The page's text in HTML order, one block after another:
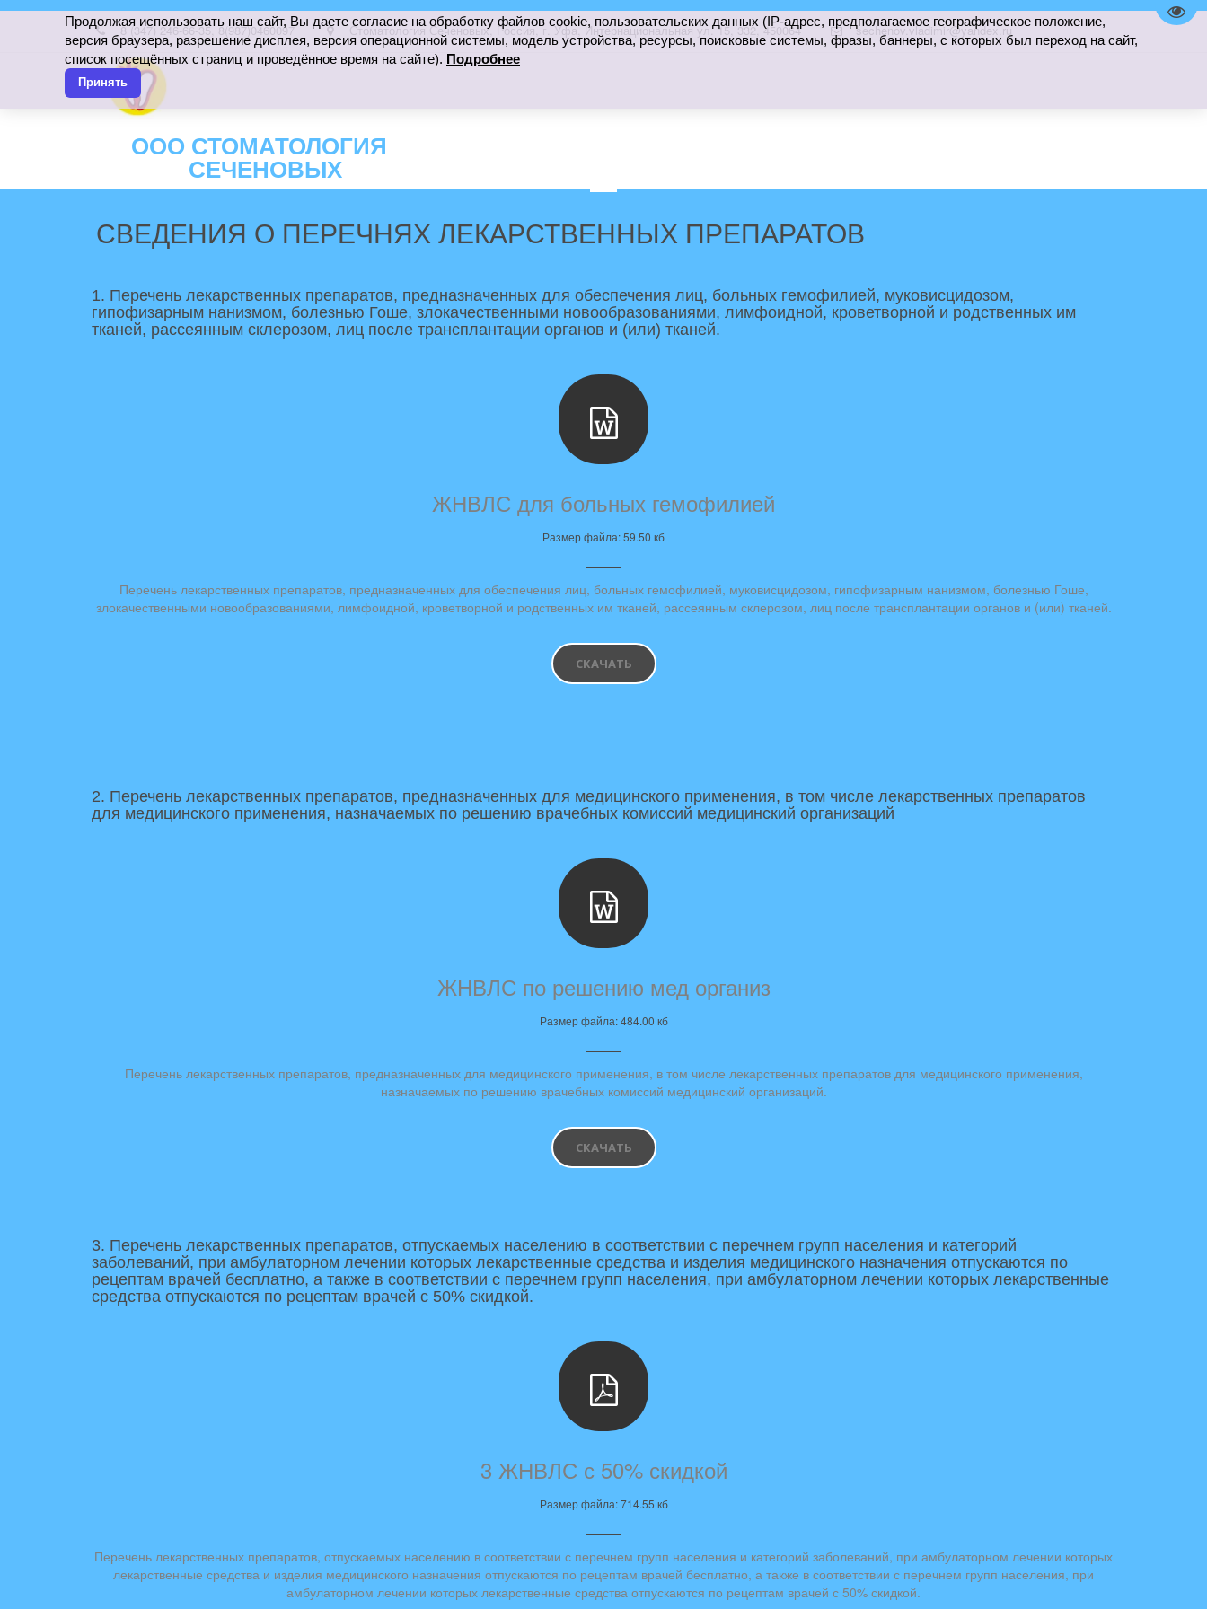
Продолжая использовать наш сайт, Вы даете согласие на обработку файлов cookie, пользовательских данных (IP-адрес, предполагаемое географическое положение,
версия браузера, разрешение дисплея, версия операционной системы, модель устройства, ресурсы, поисковые системы, фразы, баннеры, с которых был переход на сайт,
список посещённых страниц и проведённое время на сайте). Подробнее
Принять
8 (347) 246-66-35, 8(987)0460097 Стоматология Сеченовых, Россия,г. Уфа,Интернациональная ул. 15,332, 450064 sechenov.vladimir@yandex.ru
ООО СТОМАТОЛОГИЯ
СЕЧЕНОВЫХ
СВЕДЕНИЯ О ПЕРЕЧНЯХ ЛЕКАРСТВЕННЫХ ПРЕПАРАТОВ
1. Перечень лекарственных препаратов, предназначенных для обеспечения лиц, больных гемофилией, муковисцидозом,
гипофизарным нанизмом, болезнью Гоше, злокачественными новообразованиями, лимфоидной, кроветворной и родственных им
тканей, рассеянным склерозом, лиц после трансплантации органов и (или) тканей.
ЖНВЛС для больных гемофилией
Размер файла: 59.50 кб
Перечень лекарственных препаратов, предназначенных для обеспечения лиц, больных гемофилией, муковисцидозом, гипофизарным нанизмом, болезнью Гоше,
злокачественными новообразованиями, лимфоидной, кроветворной и родственных им тканей, рассеянным склерозом, лиц после трансплантации органов и (или) тканей.
СКАЧАТЬ
2. Перечень лекарственных препаратов, предназначенных для медицинского применения, в том числе лекарственных препаратов
для медицинского применения, назначаемых по решению врачебных комиссий медицинский организаций
ЖНВЛС по решению мед организ
Размер файла: 484.00 кб
Перечень лекарственных препаратов, предназначенных для медицинского применения, в том числе лекарственных препаратов для медицинского применения,
назначаемых по решению врачебных комиссий медицинский организаций.
СКАЧАТЬ
3. Перечень лекарственных препаратов, отпускаемых населению в соответствии с перечнем групп населения и категорий
заболеваний, при амбулаторном лечении которых лекарственные средства и изделия медицинского назначения отпускаются по
рецептам врачей бесплатно, а также в соответствии с перечнем групп населения, при амбулаторном лечении которых лекарственные
средства отпускаются по рецептам врачей с 50% скидкой.
3 ЖНВЛС с 50% скидкой
Размер файла: 714.55 кб
Перечень лекарственных препаратов, отпускаемых населению в соответствии с перечнем групп населения и категорий заболеваний, при амбулаторном лечении которых
лекарственные средства и изделия медицинского назначения отпускаются по рецептам врачей бесплатно, а также в соответствии с перечнем групп населения, при
амбулаторном лечении которых лекарственные средства отпускаются по рецептам врачей с 50% скидкой.